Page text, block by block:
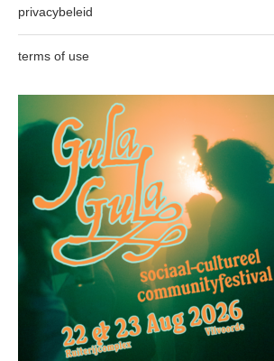
privacybeleid
terms of use